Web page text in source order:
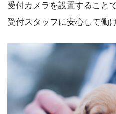
受付カメラを設置することで
受付スタッフに安心して働